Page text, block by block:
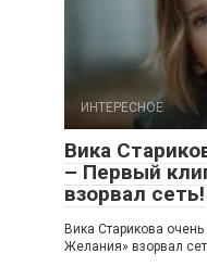
ИНТЕРЕСНОЕ
Вика
– Первый
взорвал сеть!
Вика Старикова
Желания» взорвал